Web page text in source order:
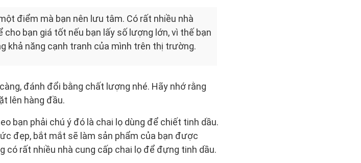
điểm mà bạn nên lưu tâm. Có rất nhiều nhà
bạn giá tốt nếu bạn lấy số lượng lớn, vì thế bạn
khả năng cạnh tranh của mình trên thị trường.
đánh đổi bằng chất lượng nhé. Hãy nhớ rằng
lên hàng đầu.
bạn phải chú ý đó là chai lọ dùng để chiết tinh dầu.
đẹp, bắt mắt sẽ làm sản phẩm của bạn được
có rất nhiều nhà cung cấp chai lọ để đựng tinh dầu.